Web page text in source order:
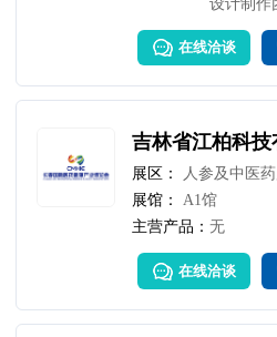
企业和商
平台及全
展成为国
在线洽谈
吉林省江柏科技
展区：
人参及中医
展馆：
A1馆
主营产品：无
在线洽谈